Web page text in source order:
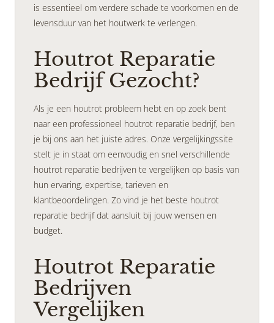
is essentieel om verdere schade te voorkomen en de
levensduur van het houtwerk te verlengen.
Houtrot Reparatie
Bedrijf Gezocht?
Als je een houtrot probleem hebt en op zoek bent
naar een professioneel houtrot reparatie bedrijf, ben
je bij ons aan het juiste adres. Onze vergelijkingssite
stelt je in staat om eenvoudig en snel verschillende
houtrot reparatie bedrijven te vergelijken op basis van
hun ervaring, expertise, tarieven en
klantbeoordelingen. Zo vind je het beste houtrot
reparatie bedrijf dat aansluit bij jouw wensen en
budget.
Houtrot Reparatie
Bedrijven
Vergelijken